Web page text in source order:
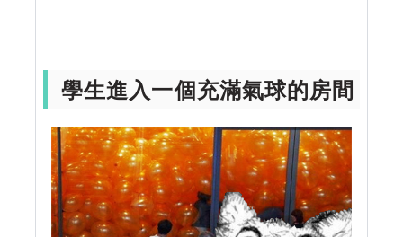
學生進入一個充滿氣球的房間